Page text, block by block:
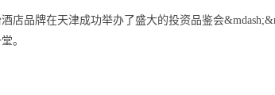
酒店品牌在天津成功举办了盛大的投资品鉴会
。